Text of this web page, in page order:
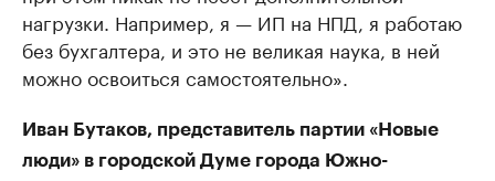
нагрузки. Например, я — ИП на НПД, я работаю
без бухгалтера, и это не великая наука, в ней
можно освоиться самостоятельно».
Иван Бутаков, представитель партии «Новые
люди» в городской Думе города Южно-